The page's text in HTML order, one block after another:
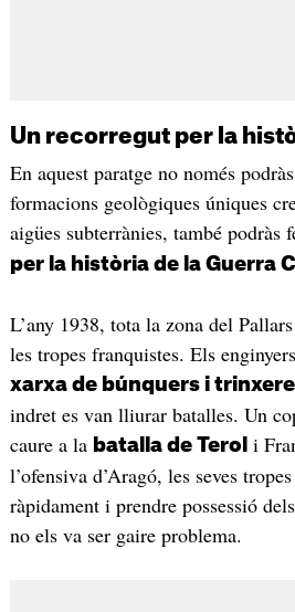
Un recorregut per la
En aquest paratge no només
formacions geològiques úniques
aigües subterrànies, també podràs
per la història de la Guerra
L’any 1938, tota la zona del
les tropes franquistes. Els
xarxa de búnquers i
indret es van lliurar batalles. Un
caure a la batalla de Terol i
l’ofensiva d’Aragó, les seves
ràpidament i prendre possessió
no els va ser gaire problema.